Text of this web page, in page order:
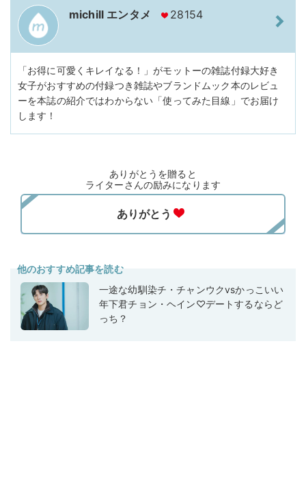
michill エンタメ 28154
「お得に可愛くキレイなる！」がモットーの雑誌付録大好き
女子がおすすめの付録つき雑誌やブランドムック本のレビュ
ーを本誌の紹介ではわからない「使ってみた目線」でお届け
します！
ありがとうを贈ると
ライターさんの励みになります
他のおすすめ記事を読む
一途な幼馴染チ・チャンウクvsかっこいい
年下君チョン・ヘイン♡デートするならど
っち？